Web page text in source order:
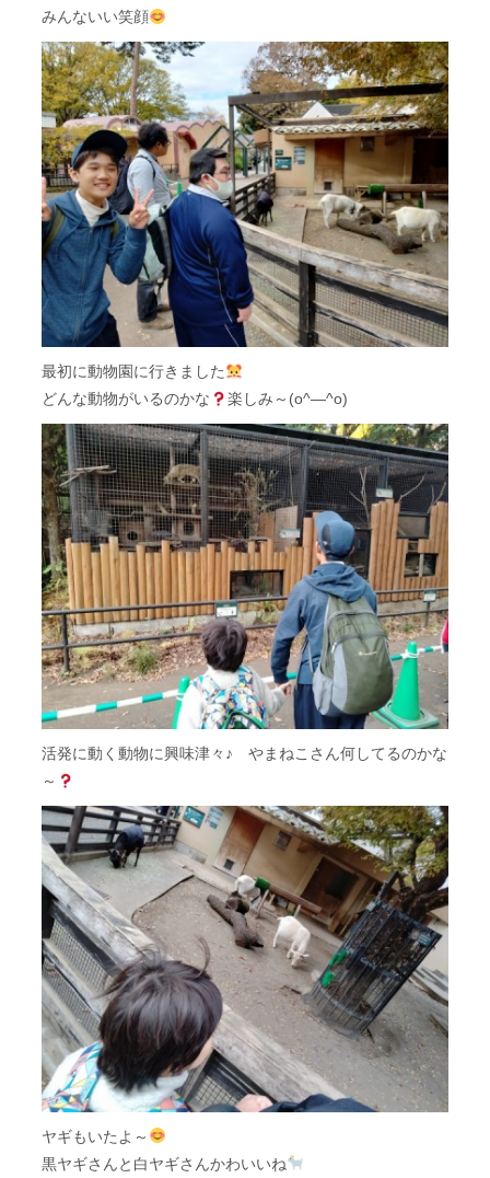
みんないい笑顔
最初に動物園に行きました
どんな動物がいるのかな
楽しみ～(o^―^o)
活発に動く動物に興味津々♪ やまねこさん何してるのかな
～
ヤギもいたよ～
黒ヤギさんと白ヤギさんかわいいね